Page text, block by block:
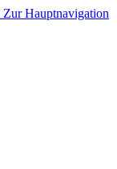
Zur Hauptnavigation